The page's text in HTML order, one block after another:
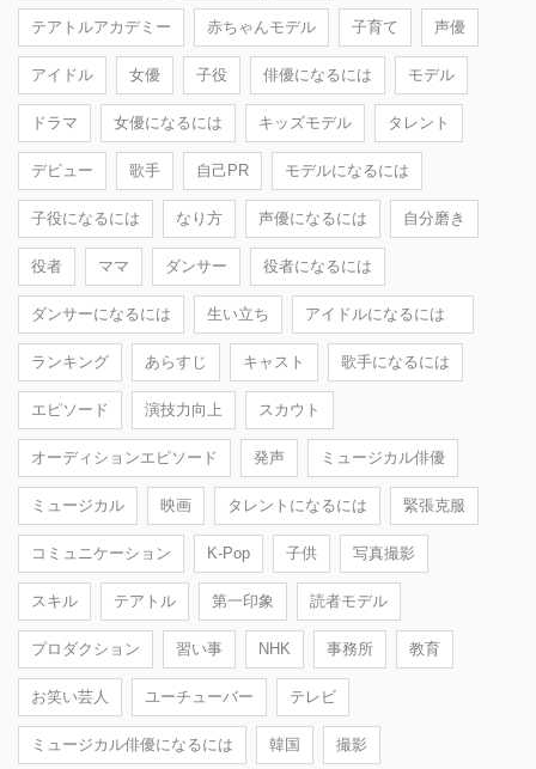
テアトルアカデミー 赤ちゃんモデル 子育て 声優
アイドル 女優 子役 俳優になるには モデル
ドラマ 女優になるには キッズモデル タレント
デビュー 歌手 自己PR モデルになるには
子役になるには なり方 声優になるには 自分磨き
役者 ママ ダンサー 役者になるには
ダンサーになるには 生い立ち アイドルになるには
ランキング あらすじ キャスト 歌手になるには
エピソード 演技力向上 スカウト
オーディションエピソード 発声 ミュージカル俳優
ミュージカル 映画 タレントになるには 緊張克服
コミュニケーション K-Pop 子供 写真撮影
スキル テアトル 第一印象 読者モデル
プロダクション 習い事 NHK 事務所 教育
お笑い芸人 ユーチューバー テレビ
ミュージカル俳優になるには 韓国 撮影